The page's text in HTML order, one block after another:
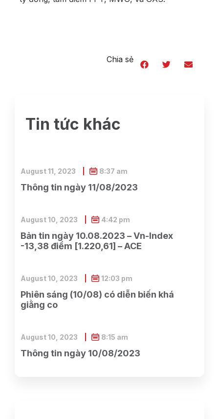
Chia sẻ
Tin tức khác
Thông tin ngày 11/08/2023
August 11, 2023 8:37 am
Bản tin ngày 10.08.2023 – Vn-Index
-13,38 điểm [1.220,61] – ACE
August 10, 2023 4:42 pm
Phiên sáng (10/08) có diễn biến khá
giằng co
August 10, 2023 12:03 pm
Thông tin ngày 10/08/2023
August 10, 2023 8:15 am